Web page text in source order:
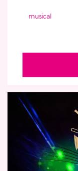
musical